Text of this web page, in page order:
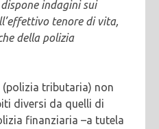
dispone indagini sui
tenore di vita,
della polizia
(polizia tributaria) non
diversi da quelli di
finanziaria –a tutela